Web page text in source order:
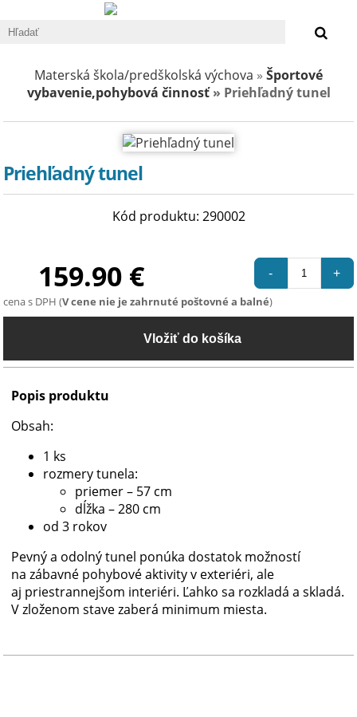
Materská škola/predškolská výchova » Športové
vybavenie,pohybová činnosť» Priehľadný tunel
Priehľadný tunel
Kód produktu: 290002
159.90 € +
-
cena s DPH (V cene nie je zahrnuté poštovné a balné)
Popis produktu
Obsah:
1 ks
rozmery tunela:
priemer – 57 cm
dĺžka – 280 cm
od 3 rokov
Pevný a odolný tunel ponúka dostatok možností
na zábavné pohybové aktivity v exteriéri, ale
aj priestrannejšom interiéri. Ľahko sa rozkladá a skladá.
V zloženom stave zaberá minimum miesta.